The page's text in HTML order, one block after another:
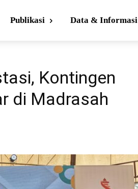
Publikasi Data & Informasi
Kontingen
di Madrasah